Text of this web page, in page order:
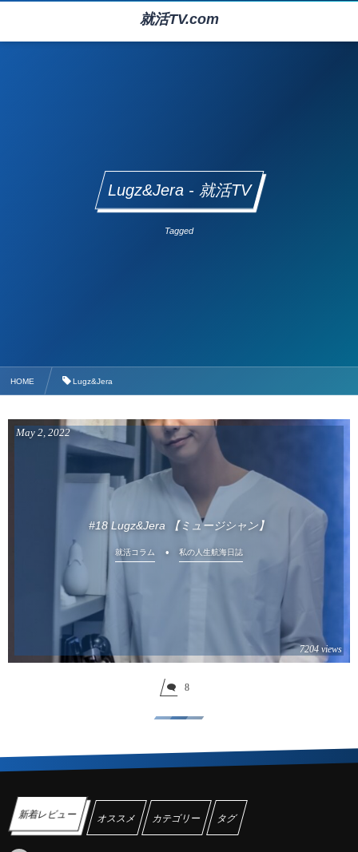
就活TV.com
Lugz&Jera - 就活TV
Tagged
HOME Lugz&Jera
#18 Lugz&Jera 【ミュージシャン】
May 2 2022
就活コラム 私の人生航海日誌
7204 views
8
新着レビュー オススメ カテゴリー タグ